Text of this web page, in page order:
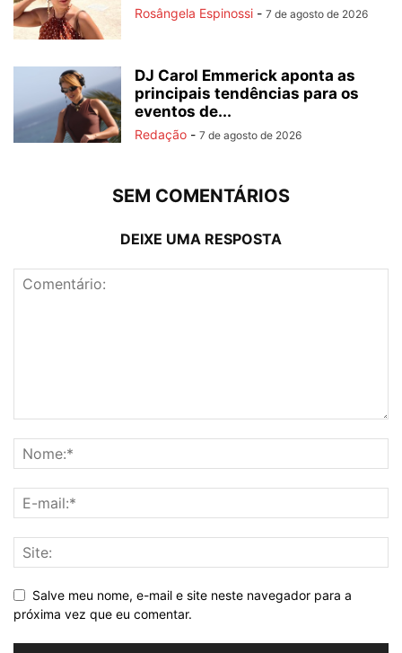
Rosângela Espinossi - 7 de agosto de 2026
DJ Carol Emmerick aponta as
principais tendências para os
eventos de...
Redação - 7 de agosto de 2026
SEM COMENTÁRIOS
DEIXE UMA RESPOSTA
Salve meu nome, e-mail e site neste navegador para a
próxima vez que eu comentar.